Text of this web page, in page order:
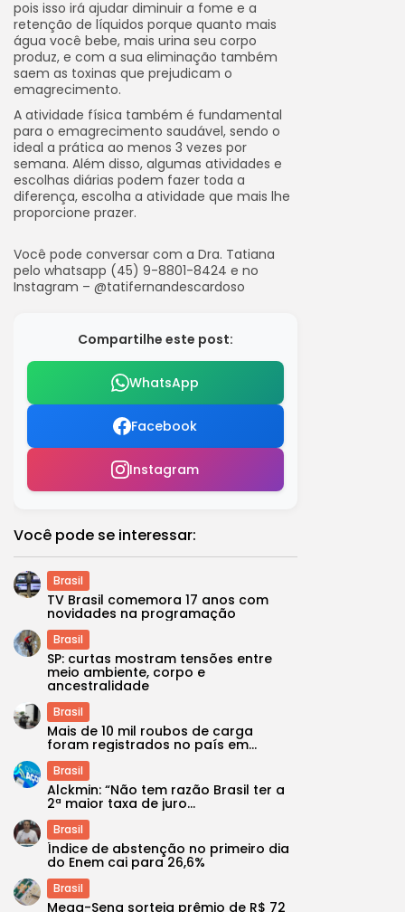
pois isso irá ajudar diminuir a fome e a
retenção de líquidos porque quanto mais
água você bebe, mais urina seu corpo
produz, e com a sua eliminação também
saem as toxinas que prejudicam o
emagrecimento.
A atividade física também é fundamental
para o emagrecimento saudável, sendo o
ideal a prática ao menos 3 vezes por
semana. Além disso, algumas atividades e
escolhas diárias podem fazer toda a
diferença, escolha a atividade que mais lhe
proporcione prazer.
Você pode conversar com a Dra. Tatiana
pelo whatsapp (45) 9-8801-8424 e no
Instagram – @tatifernandescardoso
Compartilhe este post:
WhatsApp
Facebook
Instagram
Você pode se interessar:
Brasil
TV Brasil comemora 17 anos com
novidades na programação
Brasil
SP: curtas mostram tensões entre
meio ambiente, corpo e
ancestralidade
Brasil
Mais de 10 mil roubos de carga
foram registrados no país em...
Brasil
Alckmin: “Não tem razão Brasil ter a
2ª maior taxa de juro...
Brasil
Índice de abstenção no primeiro dia
do Enem cai para 26,6%
Brasil
Mega-Sena sorteia prêmio de R$ 72